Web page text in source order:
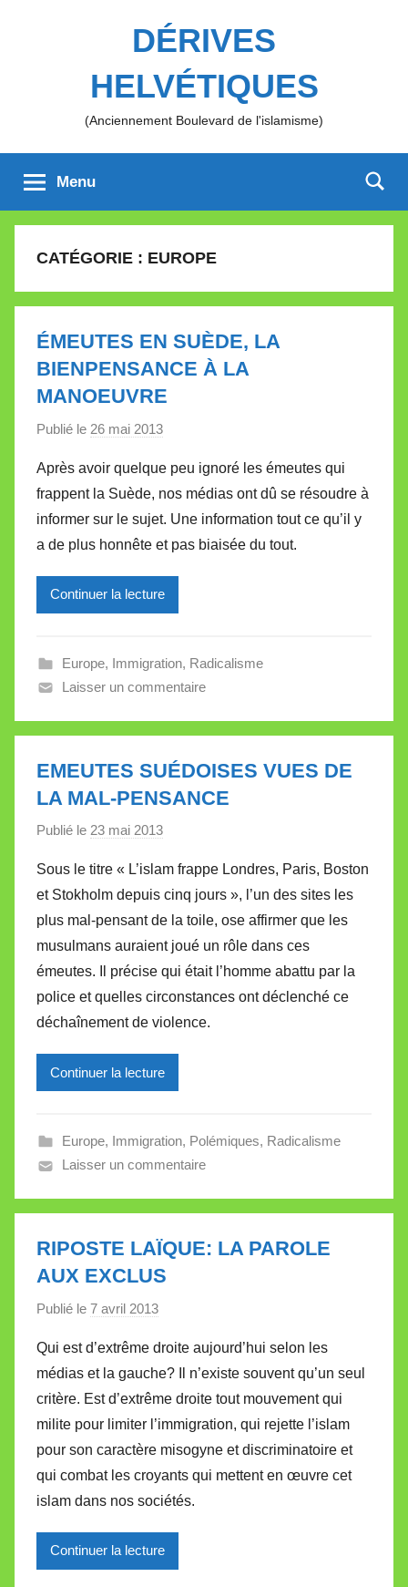
DÉRIVES
HELVÉTIQUES
(Anciennement Boulevard de l'islamisme)
Menu
CATÉGORIE : EUROPE
ÉMEUTES EN SUÈDE, LA
BIENPENSANCE À LA
MANOEUVRE
Publié le 26 mai 2013
r
M
i
r
i
l
e
V
l
l
t
Après avoir quelque peu ignoré les émeutes qui
frappent la Suède, nos médias ont dû se résoudre à
informer sur le sujet. Une information tout ce qu’il y
a de plus honnête et pas biaisée du tout.
Continuer la lecture
Europe, Immigration, Radicalisme
Laisser un commentaire
EMEUTES SUÉDOISES VUES DE
LA MAL-PENSANCE
Publié le 23 mai 2013
r
M
i
r
e
i
l
e
V
l
l
e
Sous le titre « L’islam frappe Londres, Paris, Boston
et Stokholm depuis cinq jours », l’un des sites les
plus mal-pensant de la toile, ose affirmer que les
musulmans auraient joué un rôle dans ces
émeutes. Il précise qui était l’homme abattu par la
police et quelles circonstances ont déclenché ce
déchaînement de violence.
Continuer la lecture
Europe, Immigration, Polémiques, Radicalisme
Laisser un commentaire
RIPOSTE LAÏQUE: LA PAROLE
AUX EXCLUS
Publié le 7 avril 2013
r
M
i
r
e
i
l
e
V
Qui est d’extrême droite aujourd’hui selon les
médias et la gauche? Il n’existe souvent qu’un seul
critère. Est d’extrême droite tout mouvement qui
milite pour limiter l’immigration, qui rejette l’islam
pour son caractère misogyne et discriminatoire et
qui combat les croyants qui mettent en œuvre cet
islam dans nos sociétés.
Continuer la lecture